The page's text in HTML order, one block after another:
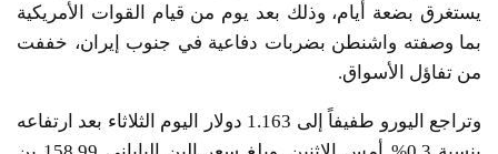
يستغرق بضعة أيام، وذلك بعد يوم من قيام القوات الأمريكية
بما وصفته واشنطن بضربات دفاعية في جنوب إيران، خففت
من تفاؤل الأسواق.
وتراجع اليورو طفيفاً إلى 1.163 دولار اليوم الثلاثاء بعد ارتفاعه